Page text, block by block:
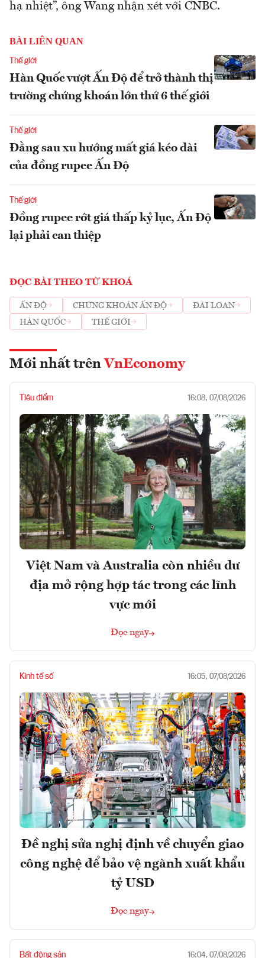
hạ nhiệt”, ông Wang nhận xét với CNBC.
BÀI LIÊN QUAN
Thế giới
Hàn Quốc vượt Ấn Độ để trở thành thị
trường chứng khoán lớn thứ 6 thế giới
Thế giới
Đằng sau xu hướng mất giá kéo dài
của đồng rupee Ấn Độ
Thế giới
Đồng rupee rớt giá thấp kỷ lục, Ấn Độ
lại phải can thiệp
ĐỌC BÀI THEO TỪ KHOÁ
ẤN ĐỘ CHỨNG KHOÁN ẤN ĐỘ
ĐÀI LOAN
HÀN QUỐC
THẾ GIỚI
Mới nhất trên VnEconomy
Tiêu điểm 16:08, 07/08/2026
Việt Nam và Australia còn nhiều dư
địa mở rộng hợp tác trong các lĩnh
vực mới
Đọc ngay
Kinh tế số 16:05, 07/08/2026
Đề nghị sửa nghị định về chuyển giao
công nghệ để bảo vệ ngành xuất khẩu
tỷ USD
Đọc ngay
Bất động sản 16:04, 07/08/2026